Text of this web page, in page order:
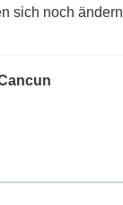
sich noch ändern